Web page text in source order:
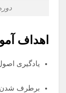
اهداف
یادگیری
برطرف شدن